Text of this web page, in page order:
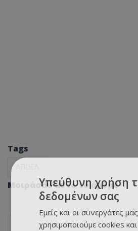
Tags
Μοιράσου αυτό το άρθρο
Υπεύθυνη χρήση
δεδομένων σας
Εμείς και οι συνεργάτες μας
χρησιμοποιούμε cookies